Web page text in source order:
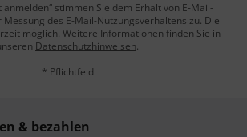
anmelden“ stimmen Sie dem Erhalt von E-Mail-
des E-Mail-Nutzungsverhaltens zu. Die
möglich. Weitere Informationen finden Sie in
Datenschutzhinweisen.
* Pflichtfeld
& bezahlen